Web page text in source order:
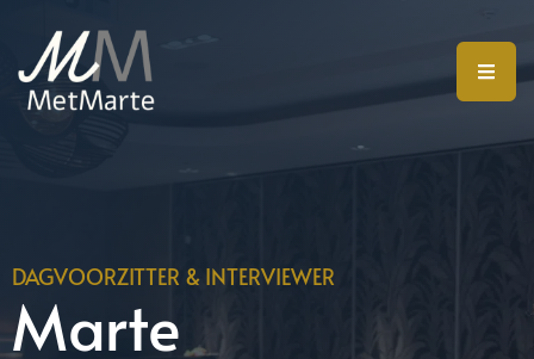
DAGVOORZITTER & INTERVIEWER
Marte